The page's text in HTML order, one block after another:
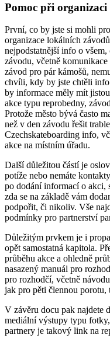
Pomoc při
První, co by jste si mohli
organizace lokálních
nejpodstatnější info o
závodu, včetně
závod pro pár kámošů,
chvíli, kdy by jste chtěli info
by informace měly mít
akce typu reprobedny,
Protože město bývá často
než v den závodu řešit
Czechskateboarding info,
akce na místním úřadu.
Další důležitou částí je
potíže nebo nemáte
po dodání informací o akci,
zda se na základě vám
podpořit, či nikoliv. Vše
podmínky pro partnerství
Důležitým prvkem je i
opět samostatná kapitola.
průběhu akce a ohledně
nasazený manuál pro
pro rozhodčí, včetně
jak pro pěti člennou
V závěru docu pak najdete
mediální výstupy typu
partnery je takový link na